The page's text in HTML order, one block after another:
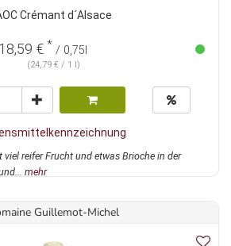
Crémant d´Alsace
18,59 € * / 0,75l
(24,79 € / 1 l)
viel reifer Frucht und etwas Brioche in der
mehr
Guillemot-Michel